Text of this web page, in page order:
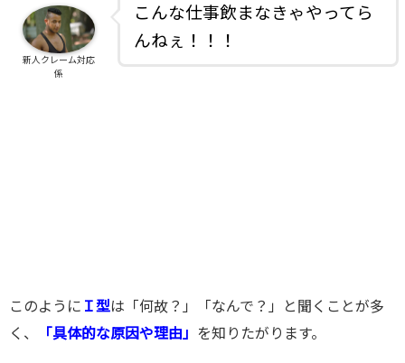
こんな仕事飲まなきゃやってら
んねぇ！！！
新人クレーム対応
係
このように Ｉ型は「何故？」「なんで？」と聞くことが多
く、
「具体的な原因や理由」 を知りたがります。